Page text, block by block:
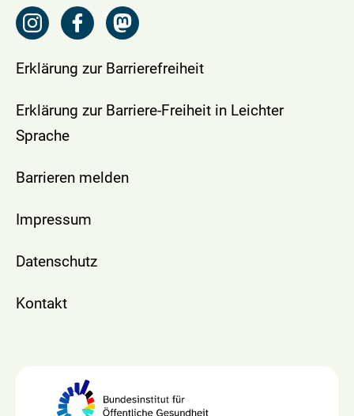
Erklärung zur Barrierefreiheit
Erklärung zur Barriere-Freiheit in Leichter
Sprache
Barrieren melden
Impressum
Datenschutz
Kontakt